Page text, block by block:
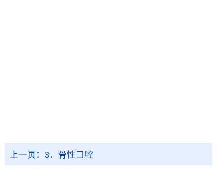
上一页： 3．骨性口腔